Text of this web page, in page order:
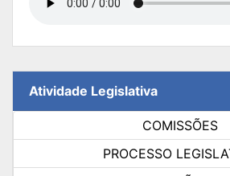
Atividade Legislativa
COMISSÕES
PROCESSO